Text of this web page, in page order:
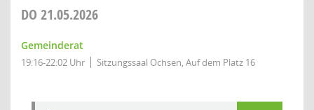
DO 21.05.2026
Gemeinderat
19:16-22:02 Uhr Sitzungssaal Ochsen, Auf dem Platz 16